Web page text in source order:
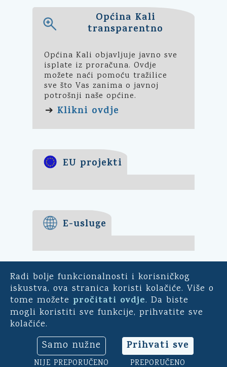
Radi bolje funkcionalnosti i korisničkog
iskustva, ova stranica koristi kolačiće. Više o
tome možete pročitati ovdje. Da biste
mogli koristiti sve funkcije, prihvatite sve
kolačiće.
Samo nužne
NIJE PREPORUČENO
Prihvati sve
PREPORUČENO
Općina Kali
transparentno
Općina Kali objavljuje javno sve
isplate iz proračuna. Ovdje
možete naći pomoću tražilice
sve što Vas zanima o javnoj
potrošnji naše općine.
➔ Klikni ovdje
EU projekti
E-usluge
E-demokracija
Za mještane Općine Kali -
uključite se u ankete o
općinu. Sudjelujte u
savjetodavnim e-referendumima.
Osim toga, na ovoj aplikaciji